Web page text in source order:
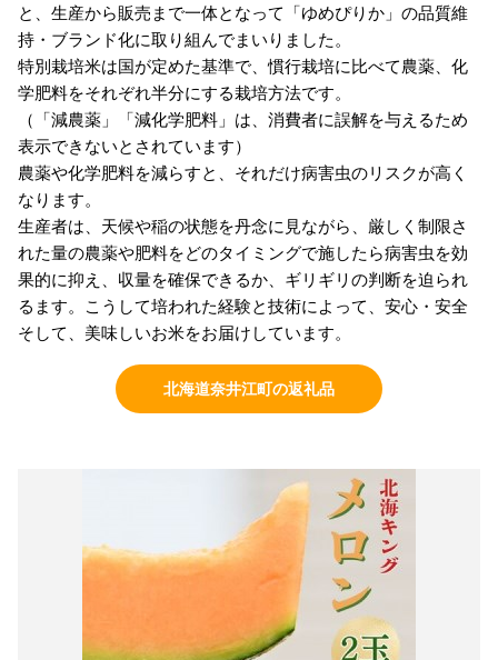
と、生産から販売まで一体となって「ゆめぴりか」の品質維
持・ブランド化に取り組んでまいりました。
特別栽培米は国が定めた基準で、慣行栽培に比べて農薬、化
学肥料をそれぞれ半分にする栽培方法です。
（「減農薬」「減化学肥料」は、消費者に誤解を与えるため
表示できないとされています）
農薬や化学肥料を減らすと、それだけ病害虫のリスクが高く
なります。
生産者は、天候や稲の状態を丹念に見ながら、厳しく制限さ
れた量の農薬や肥料をどのタイミングで施したら病害虫を効
果的に抑え、収量を確保できるか、ギリギリの判断を迫られ
るます。こうして培われた経験と技術によって、安心・安全
そして、美味しいお米をお届けしています。
北海道奈井江町の返礼品